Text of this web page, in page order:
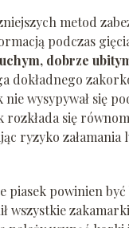
metod
podczas
dobrze
dokładnego
wysypywał się
rozkłada się
ryzyko załamania
piasek powinien
wszystkie